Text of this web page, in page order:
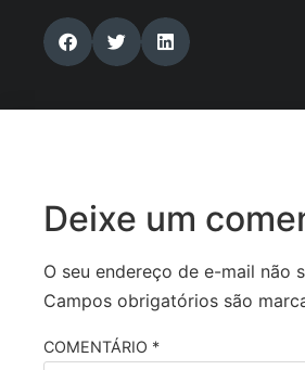
Deixe um
O seu endereço de e-mail não
Campos obrigatórios são
COMENTÁRIO *